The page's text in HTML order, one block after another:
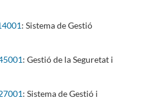
: Sistema de Gestió
: Gestió de la Seguretat i
: Sistema de Gestió i